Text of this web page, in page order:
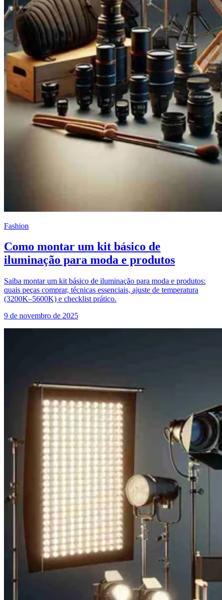
Fashion
Como montar um kit básico de
iluminação para moda e produtos
Saiba montar um kit básico de iluminação para moda e produtos:
quais peças comprar, técnicas essenciais, ajuste de temperatura
(3200K–5600K) e checklist prático.
9 de novembro de 2025